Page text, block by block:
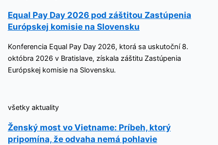
Equal Pay Day 2026 pod záštitou Zastúpenia
Európskej komisie na Slovensku
Konferencia Equal Pay Day 2026, ktorá sa uskutoční 8.
októbra 2026 v Bratislave, získala záštitu Zastúpenia
Európskej komisie na Slovensku.
všetky aktuality
Ženský most vo Vietname: Príbeh, ktorý
pripomína, že odvaha nemá pohlavie